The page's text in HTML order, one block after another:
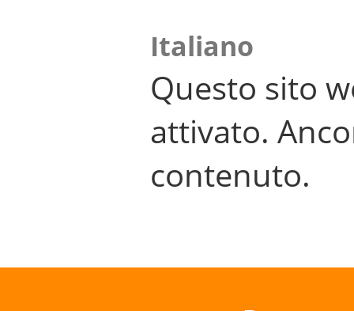
Italiano
Questo sito
attivato.
contenuto.